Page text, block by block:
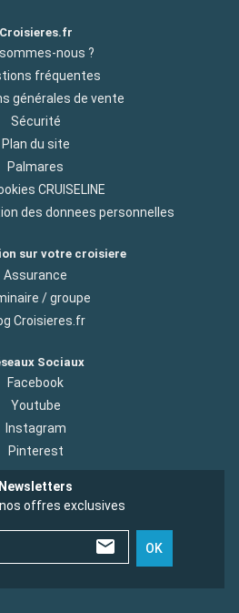
Croisieres.fr
nous ?
fréquentes
générales de vente
Sécurité
Plan du site
Palmares
CRUISELINE
des donnees personnelles
sur votre croisiere
Assurance
/ groupe
Croisieres.fr
Sociaux
Facebook
Youtube
Instagram
Pinterest
Newsletters
offres exclusives
OK